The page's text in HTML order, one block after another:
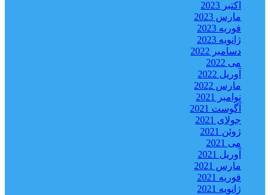
اکتبر 2023
مارس 2023
فوریه 2023
ژانویه 2023
دسامبر 2022
می 2022
آوریل 2022
مارس 2022
نوامبر 2021
آگوست 2021
جولای 2021
ژوئن 2021
می 2021
آوریل 2021
مارس 2021
فوریه 2021
ژانویه 2021